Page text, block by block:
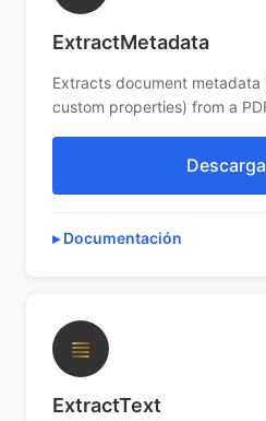
ExtractMetadata
Extracts document metadata
custom properties) from a
Documentación
≣
ExtractText